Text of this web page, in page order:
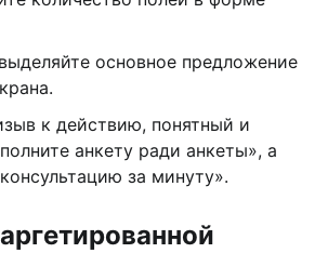
основное предложение
к действию, понятный и
анкету ради анкеты», а
за минуту».